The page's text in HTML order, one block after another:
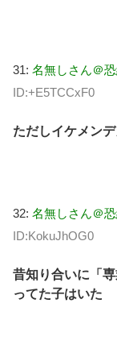
31: 名無しさん＠
ID:+E5TCCxF0
ただしイケメン
32: 名無しさん＠
ID:KokuJhOG0
昔知り合いに「
ってた子はいた